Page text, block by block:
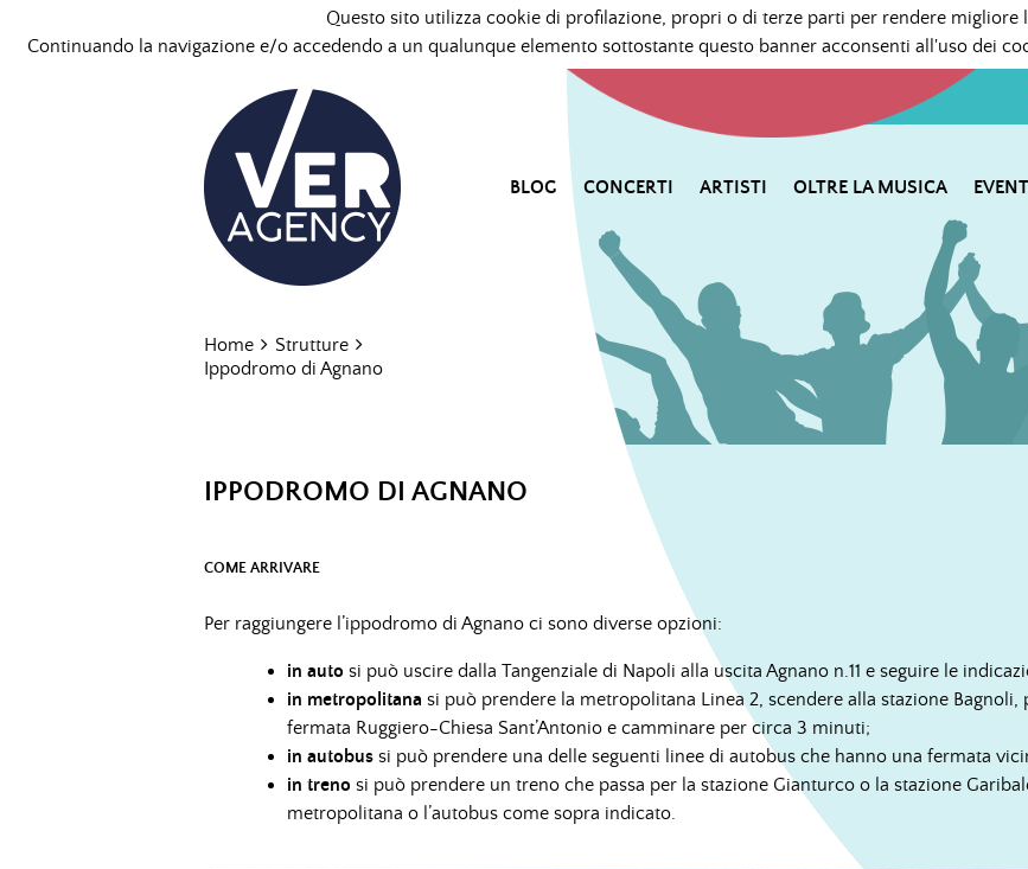
Questo sito utilizza cookie di profilazione, propri o di terze parti per rendere migliore
Continuando la navigazione e/o accedendo a un qualunque elemento sottostante questo banner acconsenti all'uso dei
BLOG CONCERTI ARTISTI OLTRE LA MUSICA
Home
Strutture
Ippodromo di Agnano
IPPODROMO DI AGNANO
COME ARRIVARE
Per raggiungere l’ippodromo di Agnano ci sono diverse opzioni:
in auto si può uscire dalla Tangenziale di Napoli alla uscita Agnano n.11 e seguire le
in metropolitana si può prendere la metropolitana Linea 2, scendere alla stazione Bagnoli,
fermata Ruggiero-Chiesa Sant’Antonio e camminare per circa 3 minuti;
in autobus si può prendere una delle seguenti linee di autobus che hanno una fermata
in treno si può prendere un treno che passa per la stazione Gianturco o la stazione
metropolitana o l’autobus come sopra indicato.